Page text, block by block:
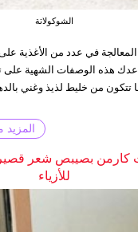
الشوكولاتة
المعالجة في عدد من الأغذية
هذه الوصفات الشهية على
تتكون من خليط لذيذ وغني
كارمن بصيبص شعر قصير
للأزياء